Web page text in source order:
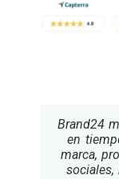
Brand24
en
marca,